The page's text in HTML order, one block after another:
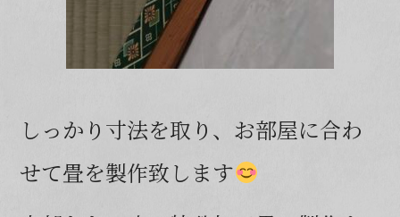
しっかり寸法を取り、お部屋に合わ
せて畳を製作致します